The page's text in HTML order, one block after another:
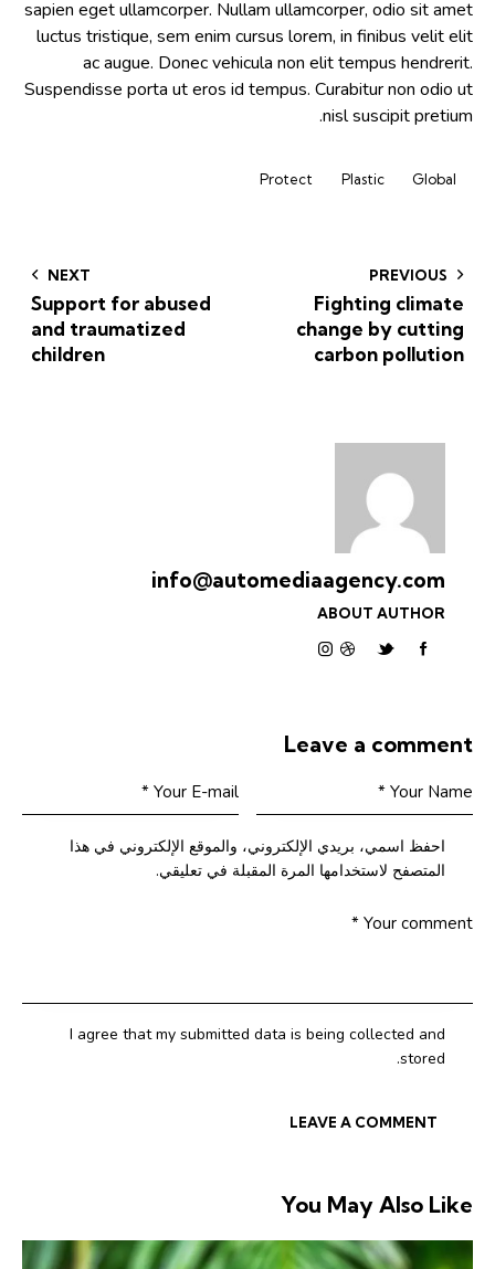
sapien eget ullamcorper. Nullam ullamcorper, odio sit amet
luctus tristique, sem enim cursus lorem, in finibus velit elit
ac augue. Donec vehicula non elit tempus hendrerit.
Suspendisse porta ut eros id tempus. Curabitur non odio ut
nisl suscipit pretium.
Global
Plastic
Protect
PREVIOUS
Fighting climate
change by cutting
carbon pollution
NEXT
Support for abused
and traumatized
children
info@automediaagency.com
ABOUT AUTHOR
Leave a comment
احفظ اسمي، بريدي الإلكتروني، والموقع الإلكتروني في هذا
المتصفح لاستخدامها المرة المقبلة في تعليقي.
I agree that my submitted data is being collected and
stored.
You May Also Like